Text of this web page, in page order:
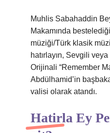
Muhlis Sabahaddin
Makamında
müziği/Türk klasik
hatırlayın, Sevgili
Orijinali “Remember
Abdülhamid’in
valisi olarak atandı.
Hatirla Ey